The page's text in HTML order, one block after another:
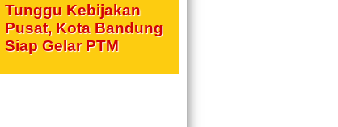
Tunggu Kebijakan
Pusat, Kota Bandung
Siap Gelar PTM